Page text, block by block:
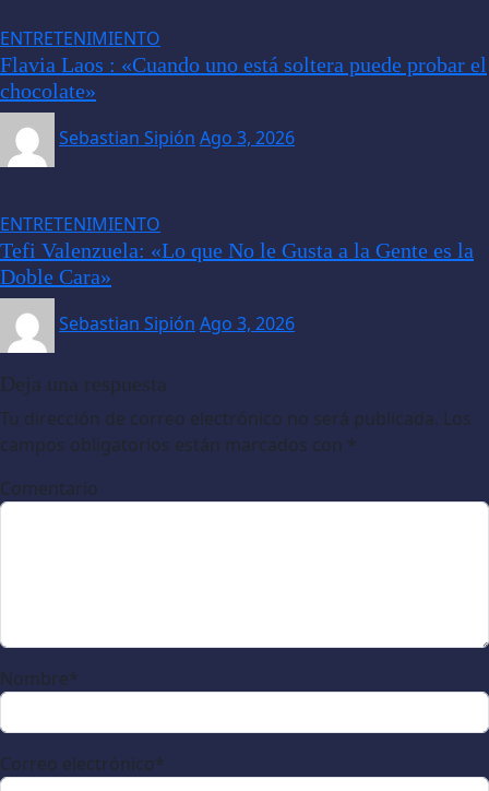
ENTRETENIMIENTO
Flavia Laos : «Cuando uno está soltera puede probar el
chocolate»
Sebastian Sipión Ago 3, 2026
ENTRETENIMIENTO
Tefi Valenzuela: «Lo que No le Gusta a la Gente es la
Doble Cara»
Sebastian Sipión Ago 3, 2026
Deja una respuesta
Tu dirección de correo electrónico no será publicada. Los
campos obligatorios están marcados con *
Comentario
Nombre*
Correo electrónico*